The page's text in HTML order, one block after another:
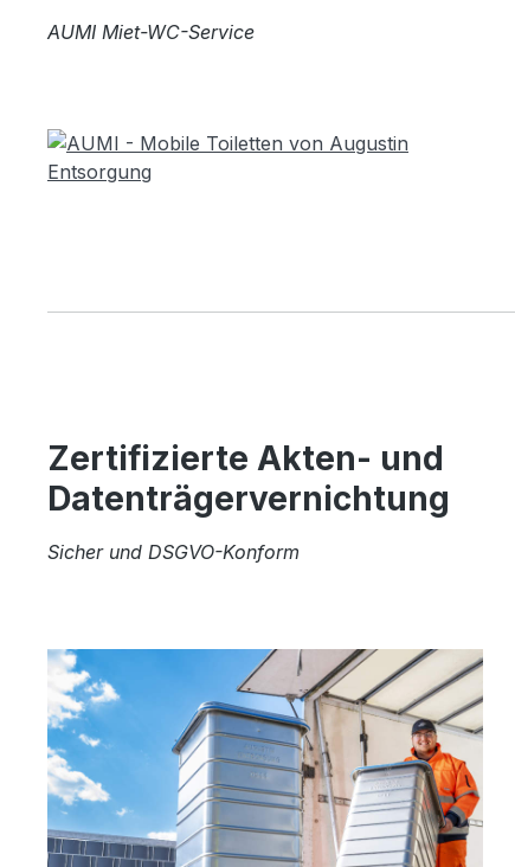
AUMI Miet-WC-Service
Zertifizierte Akten- und
Datenträgervernichtung
Sicher und DSGVO-Konform